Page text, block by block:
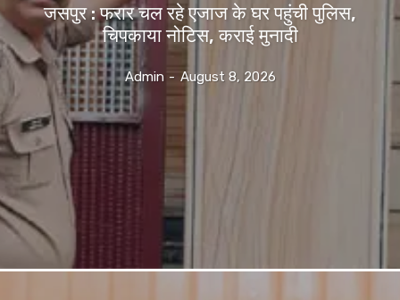
जसपुर : फरार चल रहे एजाज के घर पहुंची पुलिस,
चिपकाया नोटिस, कराई मुनादी
Admin - August 8, 2026